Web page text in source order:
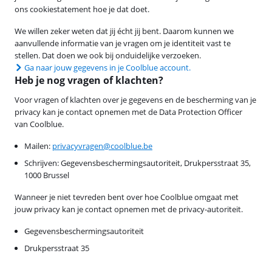
ons cookiestatement hoe je dat doet.
We willen zeker weten dat jij écht jij bent. Daarom kunnen we
aanvullende informatie van je vragen om je identiteit vast te
stellen. Dat doen we ook bij onduidelijke verzoeken.
Ga naar jouw gegevens in je Coolblue account.
Heb je nog vragen of klachten?
Voor vragen of klachten over je gegevens en de bescherming van je
privacy kan je contact opnemen met de Data Protection Officer
van Coolblue.
Mailen: privacyvragen@coolblue.be
Schrijven: Gegevensbeschermingsautoriteit, Drukpersstraat 35,
1000 Brussel
Wanneer je niet tevreden bent over hoe Coolblue omgaat met
jouw privacy kan je contact opnemen met de privacy-autoriteit.
Gegevensbeschermingsautoriteit
Drukpersstraat 35